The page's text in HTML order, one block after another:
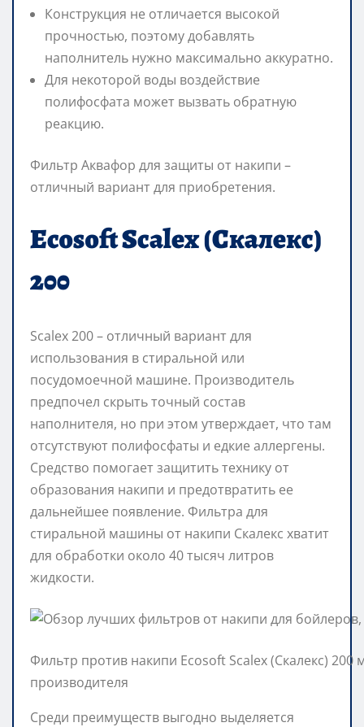
Конструкция не отличается высокой
прочностью, поэтому добавлять
наполнитель нужно максимально аккуратно.
Для некоторой воды воздействие
полифосфата может вызвать обратную
реакцию.
Фильтр Аквафор для защиты от накипи –
отличный вариант для приобретения.
Ecosoft Scalex (Скалекс)
200
Scalex 200 – отличный вариант для
использования в стиральной или
посудомоечной машине. Производитель
предпочел скрыть точный состав
наполнителя, но при этом утверждает, что там
отсутствуют полифосфаты и едкие аллергены.
Средство помогает защитить технику от
образования накипи и предотвратить ее
дальнейшее появление. Фильтра для
стиральной машины от накипи Скалекс хватит
для обработки около 40 тысяч литров
жидкости.
Фильтр против накипи Ecosoft Scalex (Скалекс)
производителя
Среди преимуществ выгодно выделяется